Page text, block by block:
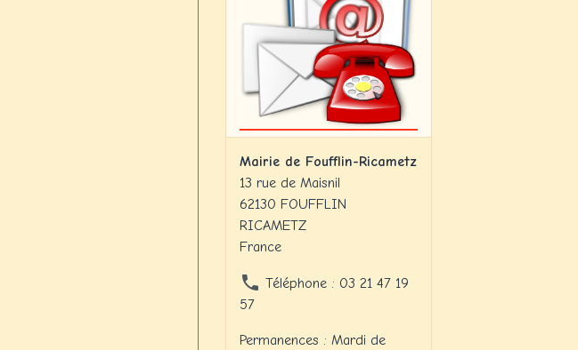
Mairie de Foufflin-Ricametz
13 rue de Maisnil
62130 FOUFFLIN
RICAMETZ
France
Téléphone : 03 21 47 19
57
Permanences : Mardi de